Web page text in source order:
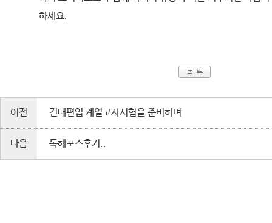
하세요.
이전 건대편입 계열고사시험을 준비하며
다음 독해포스후기..